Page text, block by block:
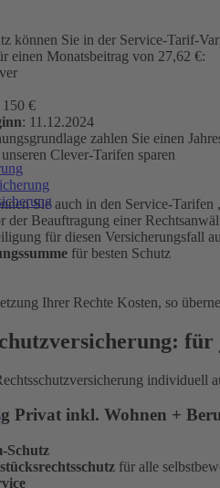
können Sie in der Service-Tarif-
einen Monatsbeitrag von 27,62 €:
150 €
: 11.12.2024
zahlen Sie einen
Clever-Tarifen sparen
Sie auch in den Service-
Beauftragung einer
für diesen Versicherungsfall
für besten Schutz
Ihrer Rechte Kosten, so
Privat inkl. Wohnen +
Schutz
für alle